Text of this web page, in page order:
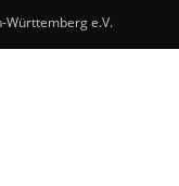
Württemberg e.V.